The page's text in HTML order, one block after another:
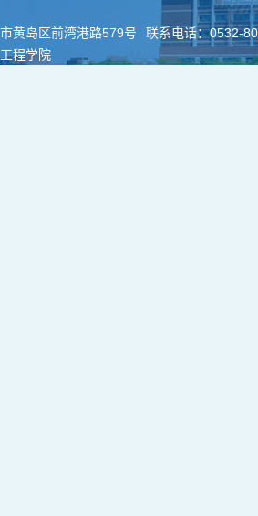
黄岛区前湾港路579号
联系电话：0532-
程学院